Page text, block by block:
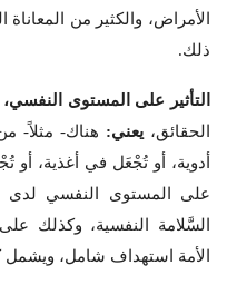
الأمراض، والكثير من
ذلك.
التأثير على المستوى النفسي،
الحقائق، يعني: هناك- مثلاً-
أدوية، أو تُجْعَل في أغذية، أو
على المستوى النفسي لدى
السَّلامة النفسية، وكذلك
الأمة استهداف شامل،